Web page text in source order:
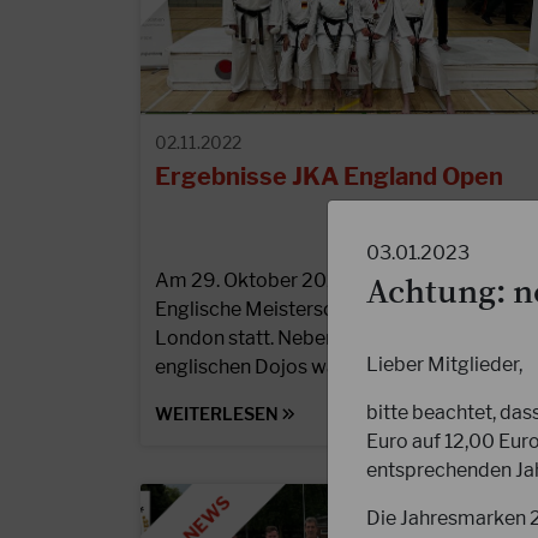
02.11.2022
Ergebnisse JKA England Open
Am 29. Oktober 2022 fand die offene
Englische Meisterschaft in Crawley bei
London statt. Neben zahlreichen
englischen Dojos waren auch Teams aus…
WEITERLESEN
03.01.2023
Achtung:
Lieber Mitglieder,
bitte beachtet,
Euro auf 12,00
entsprechenden
Die Jahresmarken